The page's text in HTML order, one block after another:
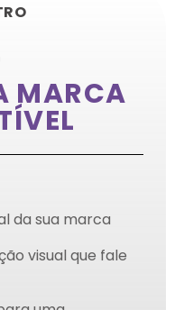
MARCA
da sua marca
visual que fale